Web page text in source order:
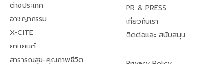
ต่างประเทศ
อาชญากรรม
X-CITE
ยานยนต์
สาธารณสุข-คุณภาพชีวิต
PR & PRESS
เกี่ยวกับเรา
ติดต่อและ สนับสนุน